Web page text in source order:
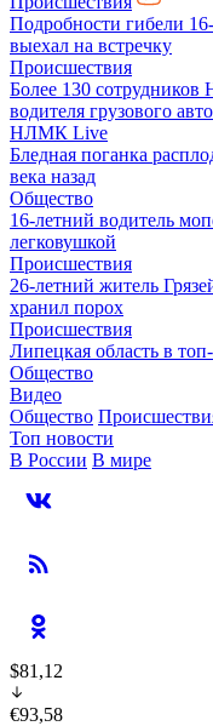
Подробности гибели
выехал на встречку
Происшествия
Более 130
водителя грузового
НЛМК Live
Бледная поганка
века назад
Общество
16-летний водитель
легковушкой
Происшествия
26-летний житель
хранил порох
Происшествия
Липецкая область в
Общество
Видео
Общество
Топ новости
В России В мире
$81,12
€93,58